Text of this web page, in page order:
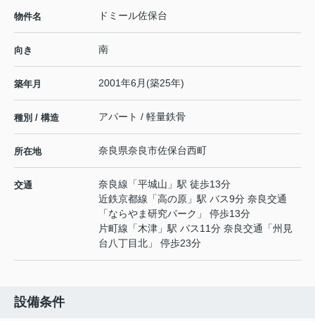
物件名 ドミール佐保台
向き 南
築年月 2001年6月(築25年)
種別 / 構造 アパート / 軽量鉄骨
所在地 奈良県奈良市佐保台西町
交通 奈良線 「平城山 」駅 徒歩13分
近鉄京都線 「高の原 」駅 バス9分 奈良交通
「ならやま研究パーク」 停歩13分
片町線 「木津 」駅 バス11分 奈良交通「州見
台八丁目北」 停歩23分
設備条件